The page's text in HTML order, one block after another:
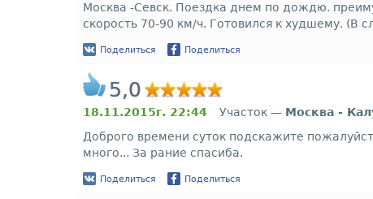
Москва -Севск. Поездка днем по дождю.
скорость 70-90 км/ч. Готовился к худшему. (В
Поделиться Поделиться
5,0
18.11.2015г. 22:44 Участок — Москва -
Доброго времени суток подскажите
много... За рание спасиба.
Поделиться Поделиться